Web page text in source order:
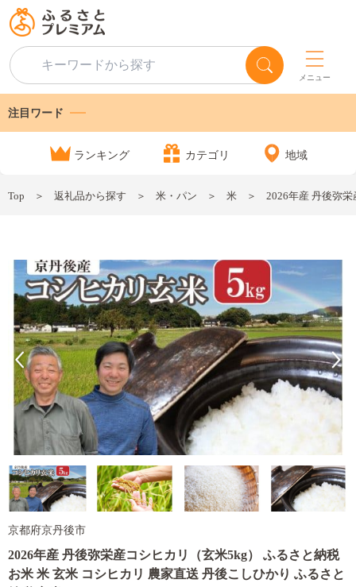
メニュー
注目ワード
ランキング カテゴリ 地域
Top 返礼品から探す 米・パン 米 2026年産 丹後弥
京都府京丹後市
2026年産 丹後弥栄産コシヒカリ（玄米5kg） ふるさと納税
お米 米 玄米 コシヒカリ 農家直送 丹後こしひかり ふるさと